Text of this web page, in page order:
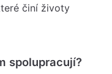
činí životy
spolupracují?